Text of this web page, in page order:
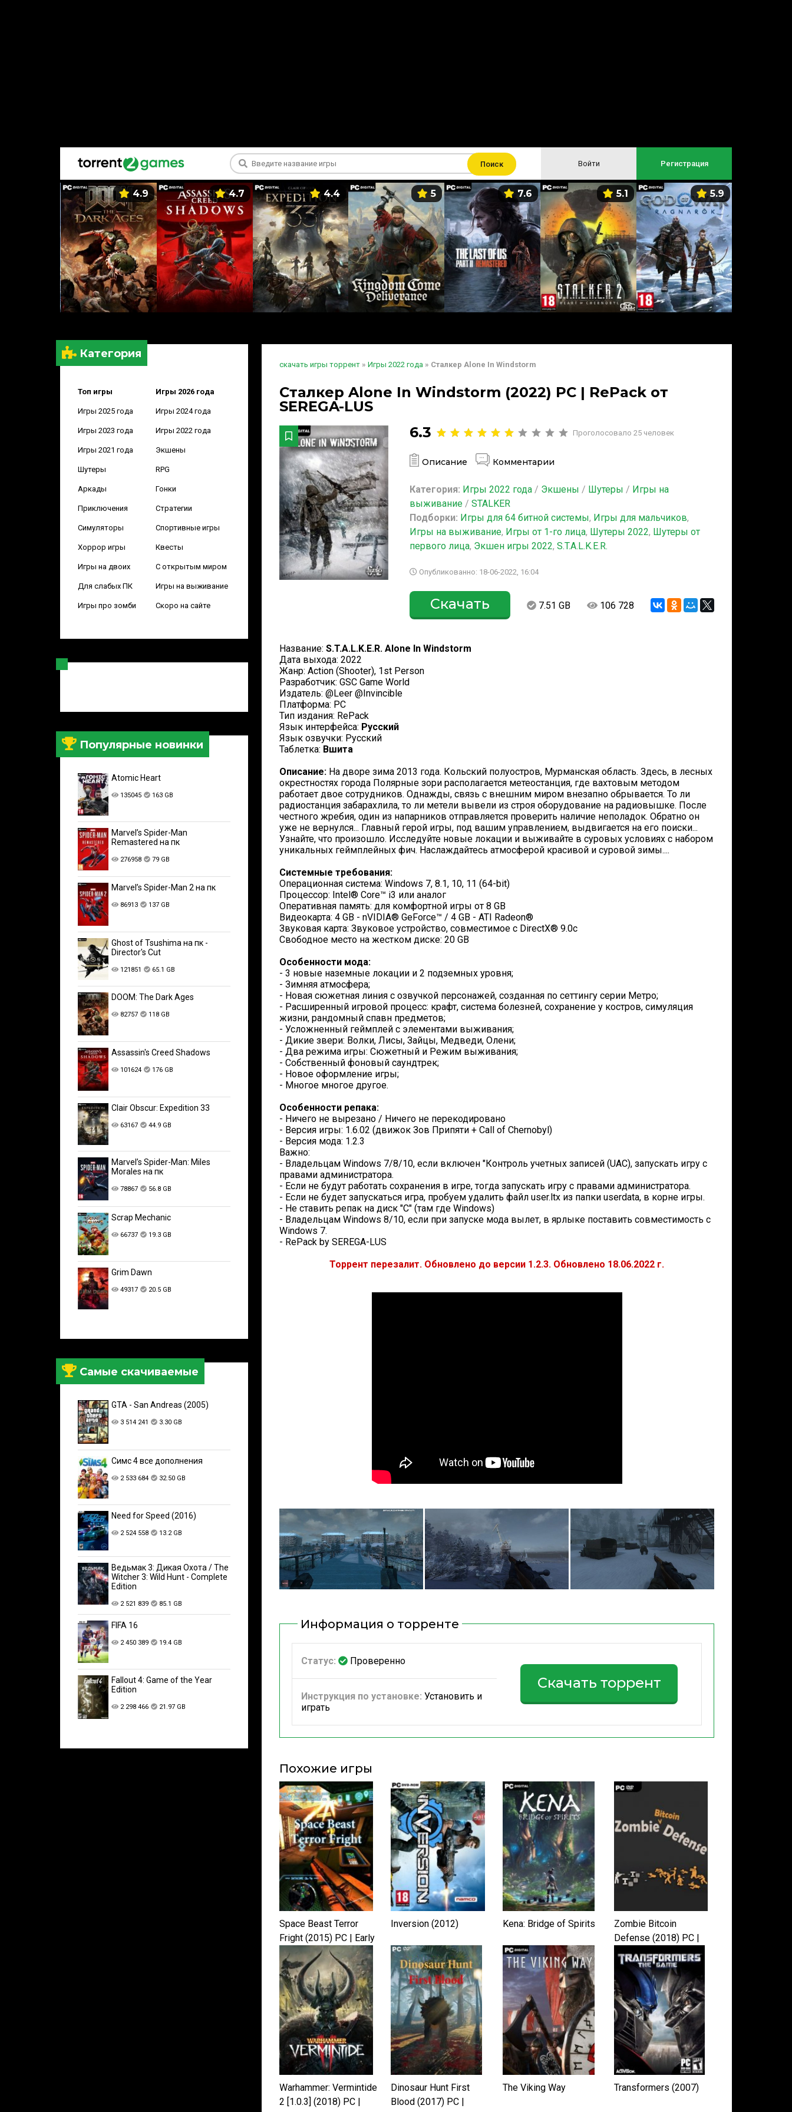
Поиск Войти Регистрация
4.9 4.7 4.4 5 7.6 5.1 5.9
Категория
Топ игры Игры 2026 года
Игры 2025 года Игры 2024 года
Игры 2023 года Игры 2022 года
Игры 2021 года Экшены
Шутеры RPG
Аркады Гонки
Приключения Стратегии
Симуляторы Спортивные игры
Хоррор игры Квесты
Игры на двоих С открытым миром
Для слабых ПК Игры на выживание
Игры про зомби Скоро на сайте
Популярные новинки
Atomic Heart
135045 163 GB
Marvel’s Spider-Man
Remastered на пк
276958 79 GB
Marvel’s Spider-Man 2 на пк
86913 137 GB
Ghost of Tsushima на пк -
Director's Cut
121851 65.1 GB
DOOM: The Dark Ages
82757 118 GB
Assassin's Creed Shadows
101624 176 GB
Clair Obscur: Expedition 33
63167 44.9 GB
Marvel’s Spider-Man: Miles
Morales на пк
78867 56.8 GB
Scrap Mechanic
66737 19.3 GB
Grim Dawn
49317 20.5 GB
Самые скачиваемые
GTA - San Andreas (2005)
3 514 241 3.30 GB
Симс 4 все дополнения
2 533 684 32.50 GB
Need for Speed (2016)
2 524 558 13.2 GB
Ведьмак 3: Дикая Охота / The
Witcher 3: Wild Hunt - Complete
Edition
2 521 839 85.1 GB
FIFA 16
2 450 389 19.4 GB
Fallout 4: Game of the Year
Edition
2 298 466 21.97 GB
скачать игры торрент » Игры 2022 года » Сталкер Alone In Windstorm
Сталкер Alone In Windstorm (2022) PC | RePack от
SEREGA-LUS
6.3
Проголосовало25 человек
Описание Комментарии
Категория: Игры 2022 года / Экшены / Шутеры / Игры на
выживание /STALKER
Подборки: Игры для 64 битной системы, Игры для мальчиков,
Игры на выживание, Игры от 1-го лица, Шутеры 2022, Шутеры от
первого лица, Экшен игры 2022,S.T.A.L.K.E.R.
Опубликованно: 18-06-2022, 16:04
Скачать 7.51 GB 106 728
Название: S.T.A.L.K.E.R. Alone In Windstorm
Дата выхода: 2022
Жанр: Action (Shooter), 1st Person
Разработчик: GSC Game World
Издатель: @Leer @Invincible
Платформа: PC
Тип издания: RePack
Язык интерфейса: Русский
Язык озвучки: Русский
Таблетка: Вшита
Описание: На дворе зима 2013 года. Кольский полуостров, Мурманская область. Здесь, в лесных
окрестностях города Полярные зори располагается метеостанция, где вахтовым методом
работает двое сотрудников. Однажды, связь с внешним миром внезапно обрывается. То ли
радиостанция забарахлила, то ли метели вывели из строя оборудование на радиовышке. После
честного жребия, один из напарников отправляется проверить наличие неполадок. Обратно он
уже не вернулся... Главный герой игры, под вашим управлением, выдвигается на его поиски...
Узнайте, что произошло. Исследуйте новые локации и выживайте в суровых условиях с набором
уникальных геймплейных фич. Наслаждайтесь атмосферой красивой и суровой зимы....
Системные требования:
Операционная система: Windows 7, 8.1, 10, 11 (64-bit)
Процессор: Intel® Core™ i3 или аналог
Оперативная память: для комфортной игры от 8 GB
Видеокарта: 4 GB - nVIDIA® GeForce™ / 4 GB - ATI Radeon®
Звуковая карта: Звуковое устройство, совместимое с DirectX® 9.0с
Свободное место на жестком диске: 20 GB
Особенности мода:
- 3 новые наземные локации и 2 подземных уровня;
- Зимняя атмосфера;
- Новая сюжетная линия с озвучкой персонажей, созданная по сеттингу серии Метро;
- Расширенный игровой процесс: крафт, система болезней, сохранение у костров, симуляция
жизни, рандомный спавн предметов;
- Усложненный геймплей с элементами выживания;
- Дикие звери: Волки, Лисы, Зайцы, Медведи, Олени;
- Два режима игры: Сюжетный и Режим выживания;
- Собственный фоновый саундтрек;
- Новое оформление игры;
- Многое многое другое.
Особенности репака:
- Ничего не вырезано / Ничего не перекодировано
- Версия игры: 1.6.02 (движок Зов Припяти + Call of Chernobyl)
- Версия мода: 1.2.3
Важно:
- Владельцам Windows 7/8/10, если включен "Контроль учетных записей (UAC), запускать игру с
правами администратора.
- Если не будут работать сохранения в игре, тогда запускать игру с правами администратора.
- Если не будет запускаться игра, пробуем удалить файл user.ltx из папки userdata, в корне игры.
- Не ставить репак на диск "С" (там где Windows)
- Владельцам Windows 8/10, если при запуске мода вылет, в ярлыке поставить совместимость с
Windows 7.
- RePack by SEREGA-LUS
Торрент перезалит. Обновлено до версии 1.2.3. Обновлено 18.06.2022 г.
Информация о торренте
Статус: Проверенно
Инструкция по установке: Установить и
играть
Скачать торрент
Похожие игры
Space Beast Terror
Fright (2015) PC | Early
Access
Inversion (2012) Kena: Bridge of Spirits
Zombie Bitcoin
Defense (2018) PC |
Лицензия
Warhammer: Vermintide
2 [1.0.3] (2018) PC |
Dinosaur Hunt First
Blood (2017) PC |
The Viking Way Transformers (2007)